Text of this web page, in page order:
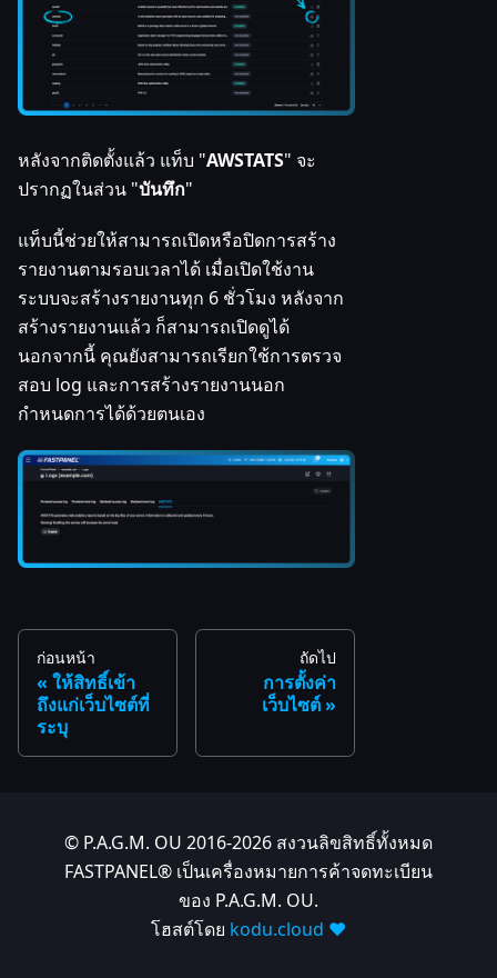
หลังจากติดตั้งแล้ว แท็บ "AWSTATS" จะ
ปรากฏในส่วน "บันทึก"
แท็บนี้ช่วยให้สามารถเปิดหรือปิดการสร้าง
รายงานตามรอบเวลาได้ เมื่อเปิดใช้งาน
ระบบจะสร้างรายงานทุก 6 ชั่วโมง หลังจาก
สร้างรายงานแล้ว ก็สามารถเปิดดูได้
นอกจากนี้ คุณยังสามารถเรียกใช้การตรวจ
สอบ log และการสร้างรายงานนอก
กำหนดการได้ด้วยตนเอง
ก่อนหน้า
ให้สิทธิ์เข้า
ถึงแก่เว็บไซต์ที่
ระบุ
ถัดไป
การตั้งค่า
เว็บไซต์
© P.A.G.M. OU 2016-2026 สงวนลิขสิทธิ์ทั้งหมด
FASTPANEL® เป็นเครื่องหมายการค้าจดทะเบียน
ของ P.A.G.M. OU.
โฮสต์โดย kodu.cloud ❤️